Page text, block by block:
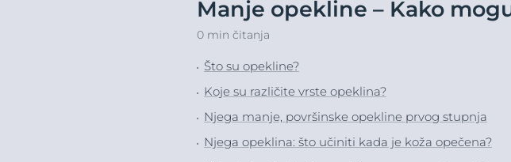
Izrazito osjetljiva koža
Koža sklona crvenilu
Problemi vlasišta i kose
Osjetljiva koža
Zaštita od sunca
Koža koja stari
Kupi
Manje opekline – Kako
0 min čitanja
Što su opekline?
Koje su različite vrste opeklina?
Njega manje, površinske opekline prvog stupnja
Njega opeklina: što učiniti kada je koža opečena?